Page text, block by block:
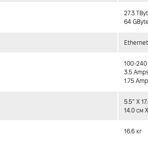
27.3
64
100-240
3.5
1.75
5.5” X
14.0 см
16.6 кг